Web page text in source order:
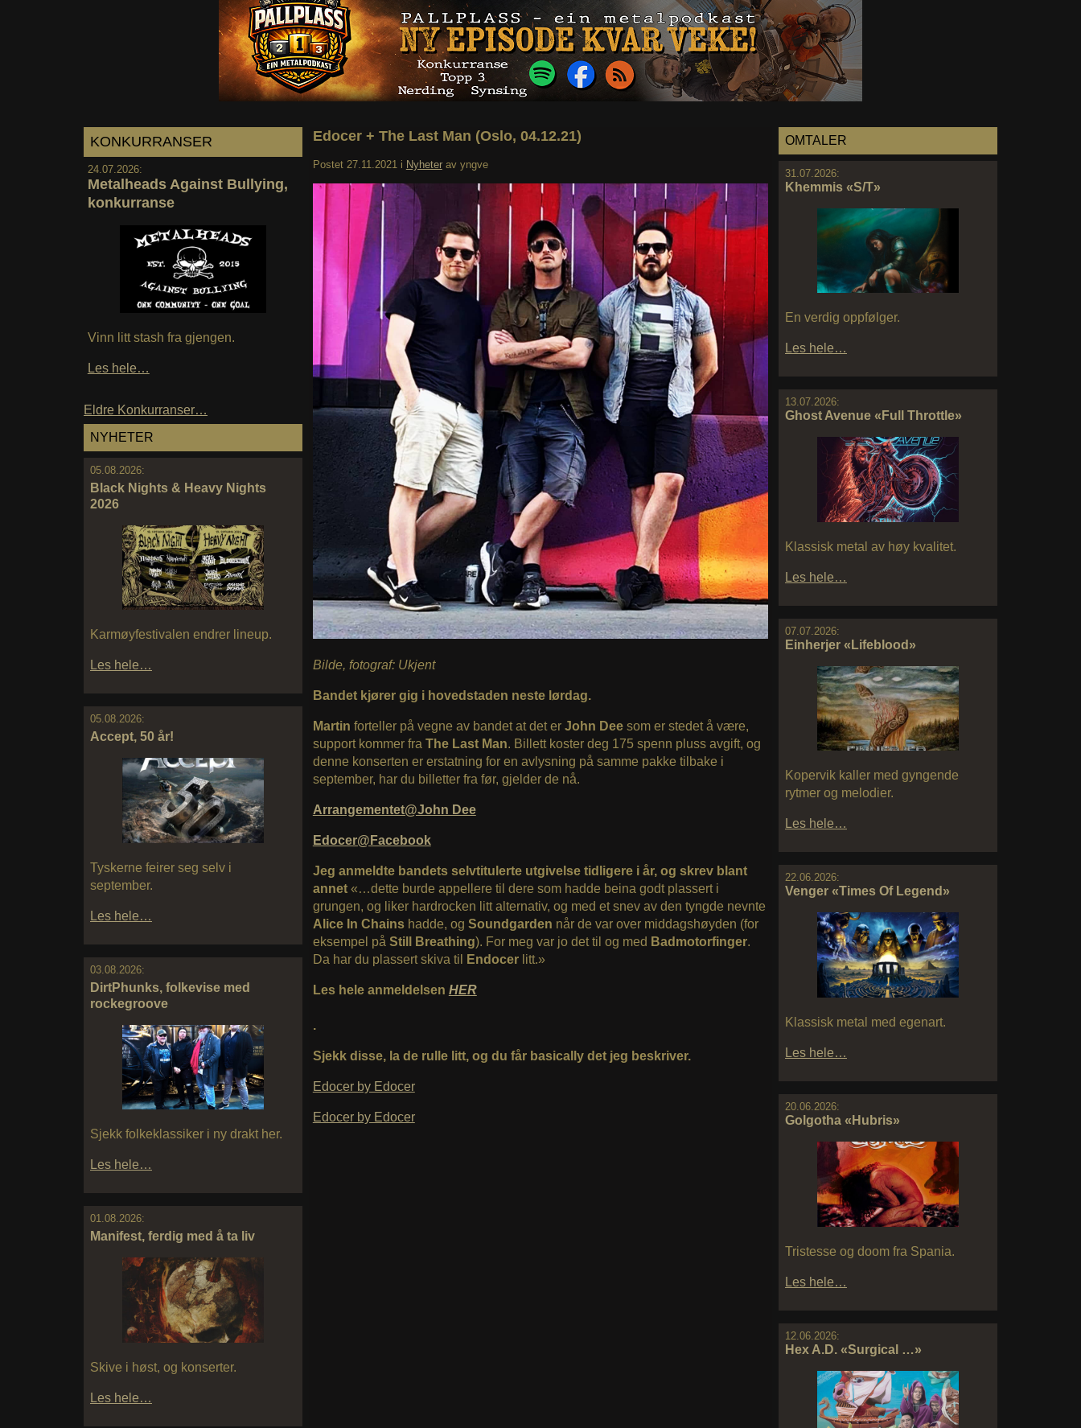
KONKURRANSER
24.07.2026:
Metalheads Against Bullying,
konkurranse
Vinn litt stash fra gjengen.
Les hele…
Eldre Konkurranser…
NYHETER
05.08.2026:
Black Nights & Heavy Nights
2026
Karmøyfestivalen endrer lineup.
Les hele…
05.08.2026:
Accept, 50 år!
Tyskerne feirer seg selv i
september.
Les hele…
03.08.2026:
DirtPhunks, folkevise med
rockegroove
Sjekk folkeklassiker i ny drakt her.
Les hele…
01.08.2026:
Manifest, ferdig med å ta liv
Skive i høst, og konserter.
Les hele…
OMTALER
31.07.2026:
Khemmis «S/T»
En verdig oppfølger.
Les hele…
13.07.2026:
Ghost Avenue «Full Throttle»
Klassisk metal av høy kvalitet.
Les hele…
07.07.2026:
Einherjer «Lifeblood»
Kopervik kaller med gyngende
rytmer og melodier.
Les hele…
22.06.2026:
Venger «Times Of Legend»
Klassisk metal med egenart.
Les hele…
20.06.2026:
Golgotha «Hubris»
Tristesse og doom fra Spania.
Les hele…
12.06.2026:
Hex A.D. «Surgical …»
Edocer + The Last Man (Oslo, 04.12.21)
Postet 27.11.2021 i Nyheter av yngve
Bilde, fotograf: Ukjent
Bandet kjører gig i hovedstaden neste lørdag.
Martin forteller på vegne av bandet at det erJohn Dee som er stedet å være,
support kommer fra The Last Man. Billett koster deg 175 spenn pluss avgift, og
denne konserten er erstatning for en avlysning på samme pakke tilbake i
september, har du billetter fra før, gjelder de nå.
Arrangementet@John Dee
Edocer@Facebook
Jeg anmeldte bandets selvtitulerte utgivelse tidligere i år, og skrev blant
annet «…dette burde appellere til dere som hadde beina godt plassert i
grungen, og liker hardrocken litt alternativ, og med et snev av den tyngde nevnte
Alice In Chainshadde, og Soundgarden når de var over middagshøyden (for
eksempel på Still Breathing). For meg var jo det til og med Badmotorfinger.
Da har du plassert skiva til
Endocer litt.»
Les hele anmeldelsen HER
.
Sjekk disse, la de rulle litt, og du får basically det jeg beskriver.
Edocer by Edocer
Edocer by Edocer